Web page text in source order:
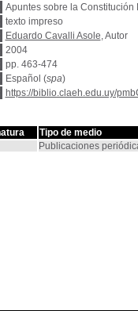
Apuntes sobre la Constitución
texto impreso
Eduardo Cavalli Asole, Autor
2004
pp. 463-474
Español (spa)
https://biblio.claeh.edu.uy/
Tipo de medio
Publicaciones